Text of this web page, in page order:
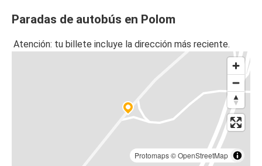
Paradas de autobús en Polom
Atención: tu billete incluye la dirección más reciente.
Protomaps©OpenStreetMap